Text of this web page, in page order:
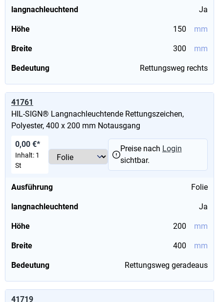
langnachleuchtend Ja
Höhe 150 mm
Breite 300 mm
Bedeutung Rettungsweg rechts
41761
HIL-SIGN® Langnachleuchtende Rettungszeichen,
Polyester, 400 x 200 mm Notausgang
Ausführung Folie
langnachleuchtend Ja
Höhe 200 mm
Breite 400 mm
Bedeutung Rettungsweg geradeaus
0,00 €*
Inhalt: 1
St
Preise nach Login
sichtbar.
41719